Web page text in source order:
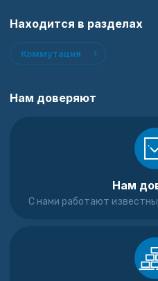
Находится в разделах
Коммутация
Нам доверяют
Нам
С нами работают